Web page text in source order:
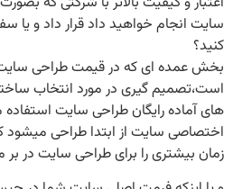
سایت انجام خواهید داد قرار داد و
کنید؟
بخش عمده ای که در قیمت طراحی سایت
است،تصمیم گیری در مورد انتخاب
های آماده رایگان طراحی سایت استفاده
اختصاصی سایت از ابتدا طراحی
زمان بیشتری را برای طراحی سایت در بر